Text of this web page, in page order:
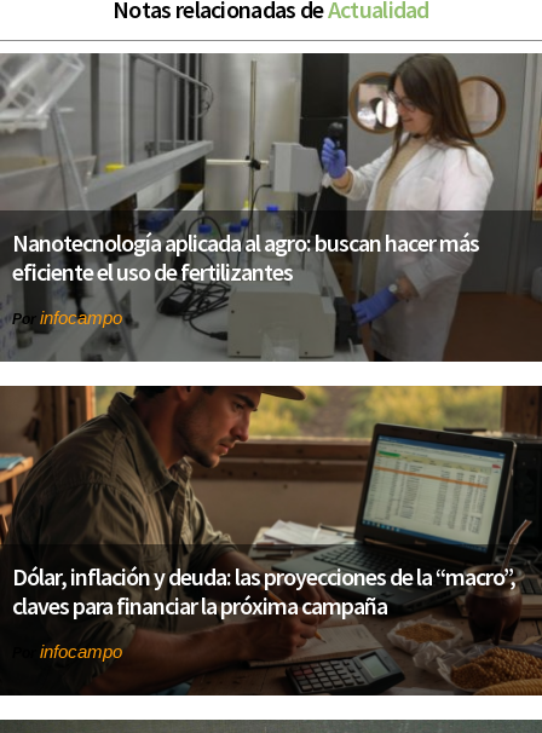
Notas relacionadas deActualidad
Nanotecnología aplicada al agro: buscan hacer más
eficiente el uso de fertilizantes
Por infocampo
Dólar, inflación y deuda: las proyecciones de la “macro”,
claves para financiar la próxima campaña
infocampo